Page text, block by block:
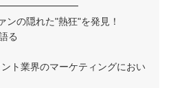
ンの隠れた"熱狂"を発見！
る
ト業界のマーケティングにおい